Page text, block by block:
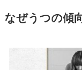
なぜうつの傾